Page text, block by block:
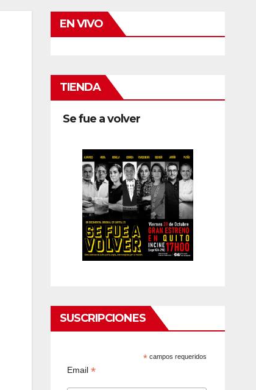
EN VIVO
TIENDA
Se fue a volver
SUSCRIPCIONES
* campos requeridos
Email *